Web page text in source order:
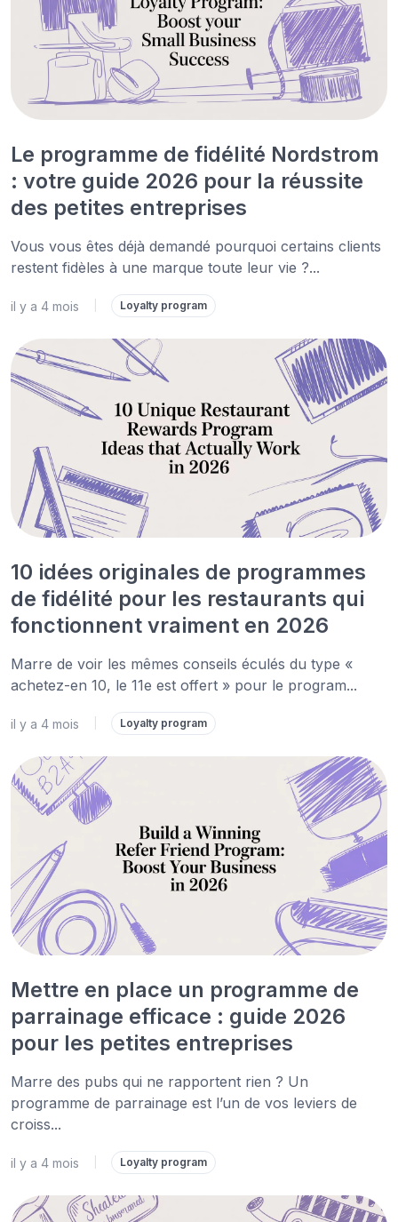
Le programme de fidélité Nordstrom
: votre guide 2026 pour la réussite
des petites entreprises
Vous vous êtes déjà demandé pourquoi certains clients
restent fidèles à une marque toute leur vie ?...
il y a 4 mois Loyalty program
10 idées originales de programmes
de fidélité pour les restaurants qui
fonctionnent vraiment en 2026
Marre de voir les mêmes conseils éculés du type «
achetez-en 10, le 11e est offert » pour le program...
il y a 4 mois Loyalty program
Mettre en place un programme de
parrainage efficace : guide 2026
pour les petites entreprises
Marre des pubs qui ne rapportent rien ? Un
programme de parrainage est l’un de vos leviers de
croiss...
il y a 4 mois Loyalty program